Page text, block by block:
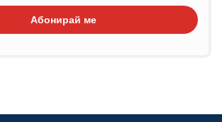
Абонирай ме